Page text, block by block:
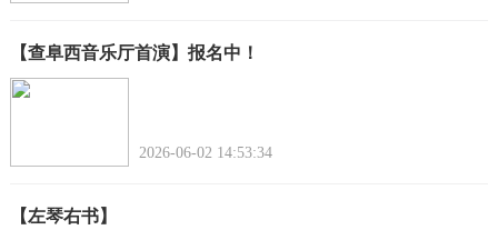
【查阜西音乐厅首演】报名中！
2026-06-02 14:53:34
【左琴右书】